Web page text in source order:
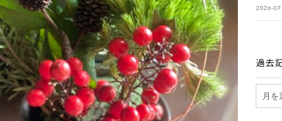
2026-
過去